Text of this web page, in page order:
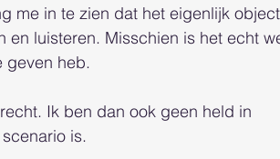
me in te zien dat het eigenlijk
en luisteren. Misschien is het echt
geven heb.
Ik ben dan ook geen held in
is.